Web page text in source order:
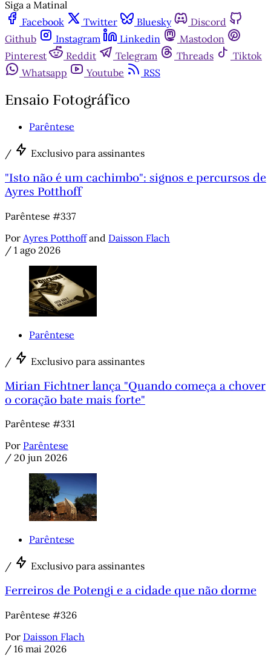
Siga a Matinal
Facebook
Twitter Bluesky
Discord
Github
Instagram Linkedin
Mastodon
Pinterest
Reddit Telegram Threads
Tiktok
Whatsapp
Youtube RSS
Ensaio Fotográfico
Parêntese
/ Exclusivo para assinantes
"Isto não é um cachimbo": signos e percursos de
Ayres Potthoff
Parêntese #337
Por Ayres Potthoffand Daisson Flach
/ 1 ago 2026
Parêntese
/ Exclusivo para assinantes
Mirian Fichtner lança "Quando começa a chover
o coração bate mais forte"
Parêntese #331
Por Parêntese
/ 20 jun 2026
Parêntese
/ Exclusivo para assinantes
Ferreiros de Potengi e a cidade que não dorme
Parêntese #326
Por Daisson Flach
/ 16 mai 2026